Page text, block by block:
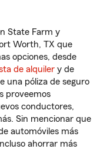
State Farm y
Worth, TX que
opciones, desde
de alquiler y de
una póliza de seguro
proveemos
conductores,
Sin mencionar que
automóviles más
ahorrar más